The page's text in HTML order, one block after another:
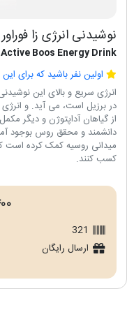
نوشیدنی انرژی زا
Boos Energy Drink
اولین نفر باشید که برای
انرژی سریع و بالای این
از گیاهان آداپتوژن و دیگر
دانشمند و محقق روس بوجود
کسب کنند.
321
ارسال رایگان